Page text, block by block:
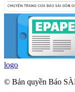
logo
© Bản quyền Báo